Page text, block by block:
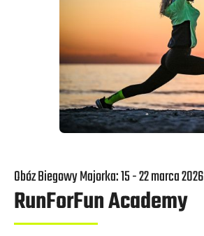
Obóz Biegowy Majorka: 15 - 22 marca 2026
RunForFun Academy